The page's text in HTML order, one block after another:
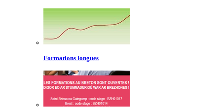
Formations longues